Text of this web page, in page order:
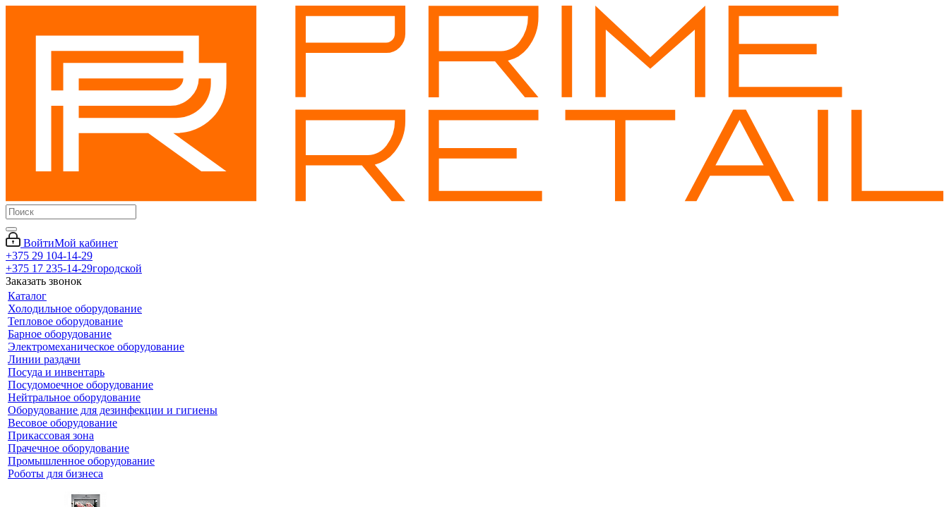
ВойтиМой кабинет
+375 29 104-14-29
+375 17 235-14-29городской
Заказать звонок
Каталог
Холодильное оборудование
Тепловое оборудование
Барное оборудование
Электромеханическое оборудование
Линии раздачи
Посуда и инвентарь
Посудомоечное оборудование
Нейтральное оборудование
Оборудование для дезинфекции и гигиены
Весовое оборудование
Прикассовая зона
Прачечное оборудование
Промышленное оборудование
Роботы для бизнеса